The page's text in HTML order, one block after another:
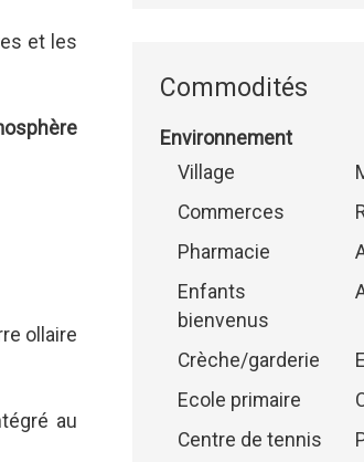
et les
ollaire
au
Commodités
Environnement
Village
Commerces
Pharmacie
Enfants
bienvenus
Crèche/garderie
Ecole primaire
Centre de tennis